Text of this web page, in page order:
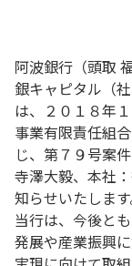
阿波銀行（頭取
銀キャピタル（
は、２０１８年
事業有限責任組
じ、第７９号案
寺澤大毅、本社
知らせいたします
当行は、今後と
発展や産業振興